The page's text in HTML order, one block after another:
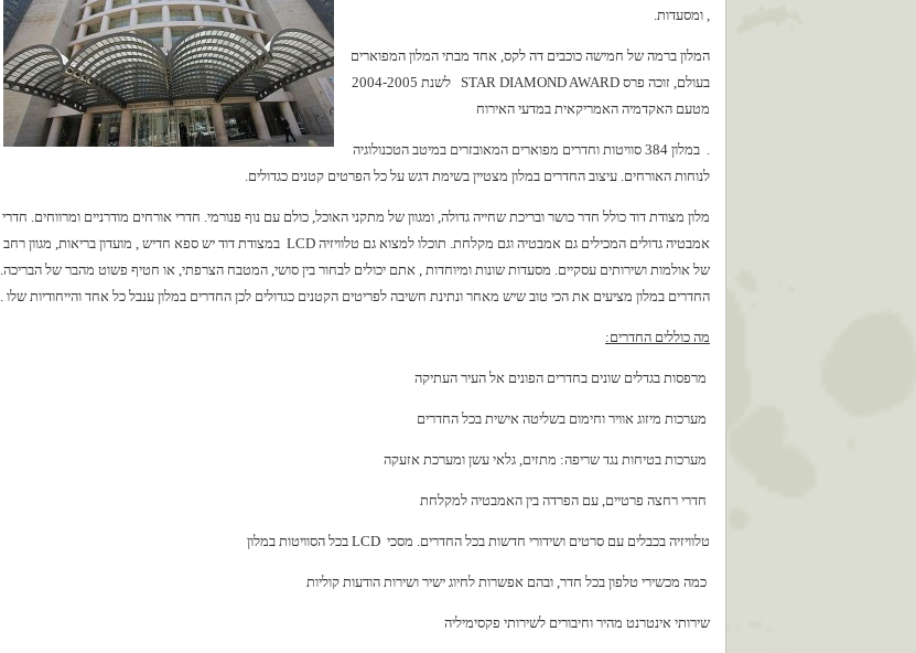
, ומסעדות.
המלון ברמה של חמישה כוכבים דה לקס, אחד מבתי המלון המפוארים
בעולם, זוכה פרס STAR DIAMOND AWARD לשנת 2004-2005
מטעם האקדמיה האמריקאית במדעי האירוח
. במלון 384 סוויטות וחדרים מפוארים המאובזרים במיטב הטכנולוגיה
לנוחות האורחים. עיצוב החדרים במלון מצטיין בשימת דגש על כל הפרטים קטנים כגדולים.
מלון מצודת דוד כולל חדר כושר ובריכת שחייה גדולה, ומגוון של מתקני האוכל, כולם עם נוף פנורמי. חדרי אורחים מודרניים ומרווחים. חדרי
אמבטיה גדולים המכילים גם אמבטיה וגם מקלחת. תוכלו למצוא גם טלוויזיה LCD במצודת דוד יש ספא חדיש , מועדון בריאות, מגוון רחב
של אולמות ושירותים עסקיים. מסעדות שונות ומיוחדות , אתם יכולים לבחור בין סושי, המטבח הצרפתי, או חטיף פשוט מהבר של הבריכה.
החדרים במלון מציעים את הכי טוב שיש מאחר ונתינת חשיבה לפריטים הקטנים כגדולים לכן החדרים במלון ענבל כל אחד והייחודיות שלו .
מה כוללים החדרים:
מרפסות בגדלים שונים בחדרים הפונים אל העיר העתיקה
מערכות מיזוג אוויר וחימום בשליטה אישית בכל החדרים
מערכות בטיחות נגד שריפה: מתזים, גלאי עשן ומערכת אזעקה
חדרי רחצה פרטיים, עם הפרדה בין האמבטיה למקלחת
טלוויזיה בכבלים עם סרטים ושידורי חדשות בכל החדרים. מסכי LCD בכל הסוויטות במלון
כמה מכשירי טלפון בכל חדר, ובהם אפשרות לחיוג ישיר ושירות הודעות קוליות
שירותי אינטרנט מהיר וחיבורים לשירותי פקסימיליה